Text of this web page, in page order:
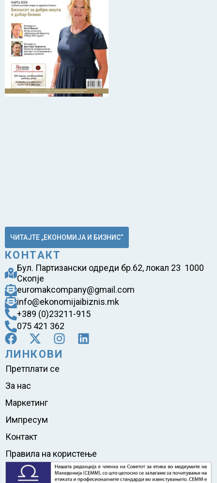
ЧИТАЈТЕ „ЕКОНОМИЈА И БИЗНИС“
КОНТАКТ
Бул. Партизански одреди бр.62, локал 23 1000
Скопје
euromakcompany@gmail.com
info@ekonomijaibiznis.mk
+389 (0)23211-915
075 421 362
ЛИНКОВИ
Претплати се
За нас
Маркетинг
Импресум
Контакт
Правила на користење